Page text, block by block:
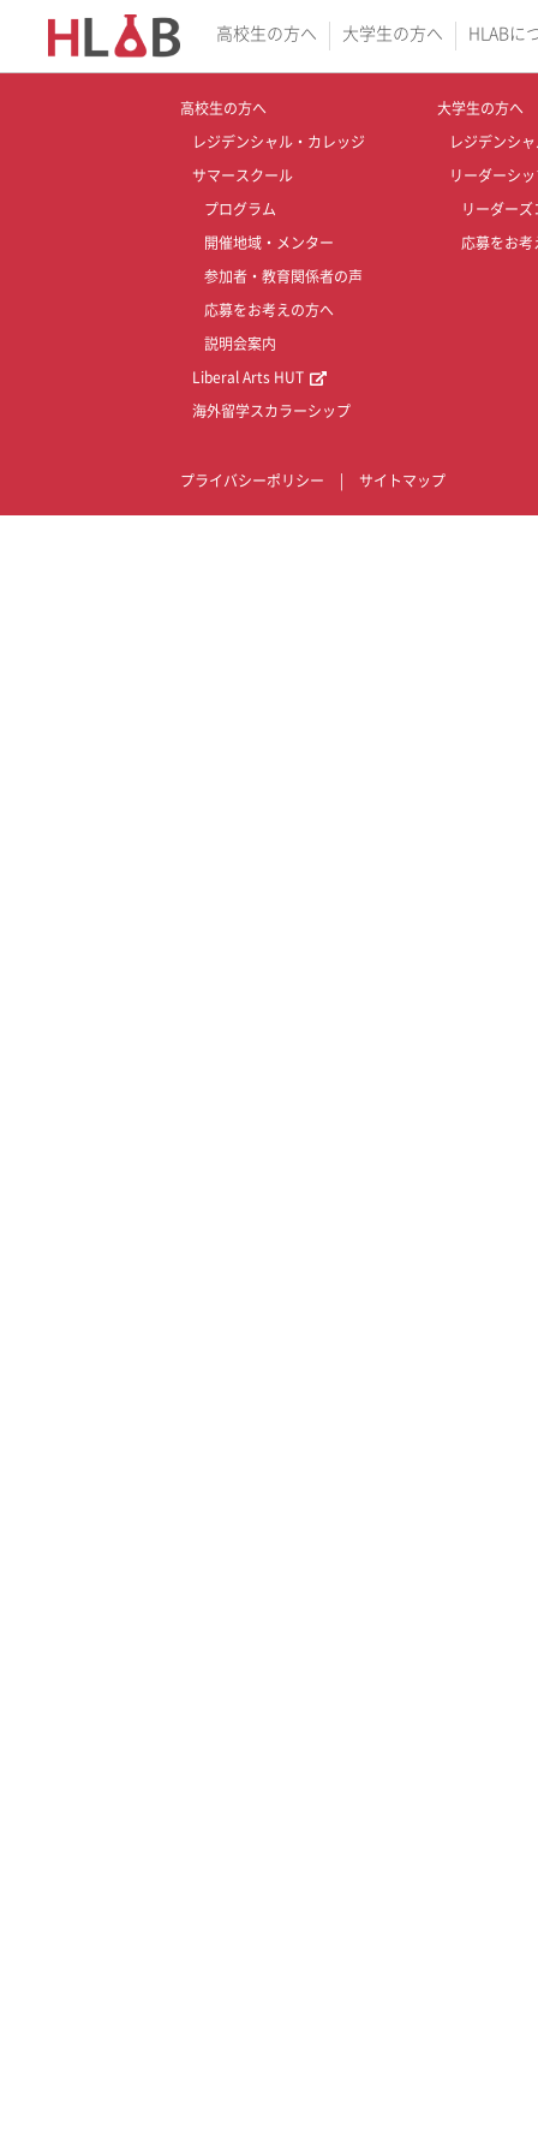
高校生の方へ 大学生の方へ HLABに
高校生の方へ
レジデンシャル・カレッジ
サマースクール
プログラム
開催地域・メンター
参加者・教育関係者の声
応募をお考えの方へ
説明会案内
Liberal Arts HUT
海外留学スカラーシップ
大学生の方へ
レジデンシ
リーダーシ
リーダーズ
応募をお考
プライバシーポリシー サイトマップ